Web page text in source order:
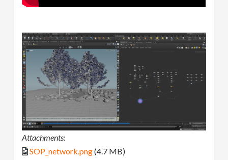
Attachments:
SOP_network.png(4.7 MB)